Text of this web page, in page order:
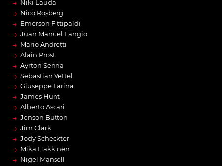
→ Niki Lauda
→ Nico Rosberg
→ Emerson Fittipaldi
→ Juan Manuel Fangio
→ Mario Andretti
→ Alain Prost
→ Ayrton Senna
→ Sebastian Vettel
→ Giuseppe Farina
→ James Hunt
→ Alberto Ascari
→ Jenson Button
→ Jim Clark
→ Jody Scheckter
→ Mika Häkkinen
→ Nigel Mansell